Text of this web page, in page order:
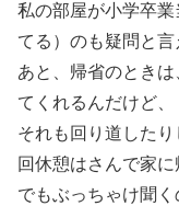
私の部屋が小学卒
てる）のも疑問と言
あと、帰省のとき
てくれるんだけど、
それも回り道した
回休憩はさんで家に
でもぶっちゃけ聞